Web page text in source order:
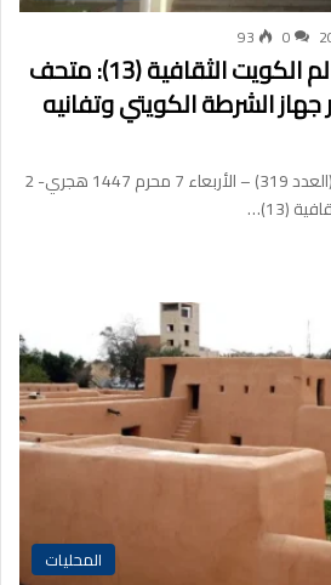
0
93
مبادرة الوفاق | معالم الكويت الثقافية (13): متحف
الشرطة الكويتي وتفانيه
جريدة الوفاق – السنة الثانية (العدد 319) – الأربعاء 7 محرم 1447 هجري- 2
المحليات